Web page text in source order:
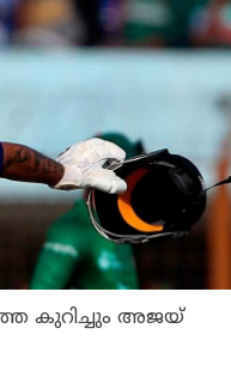
കുറിച്ചും അജയ്